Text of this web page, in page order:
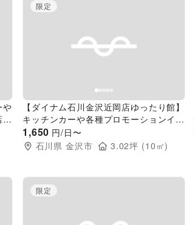
や
Previous slide
限定
【ダイナム石川金沢近岡店ゆったり館】
キッチンカーや各種プロモーションイベ
ントでの出店に最適なアミューズメント
施設のイベントスペース
1,650 円/日〜
石川県 金沢市 3.02坪 (10 ㎡)
限定